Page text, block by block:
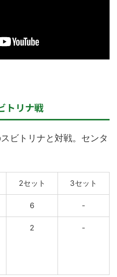
トリナ戦
ビトリナと対戦。センタ
2セット 3セット
6 -
2 -